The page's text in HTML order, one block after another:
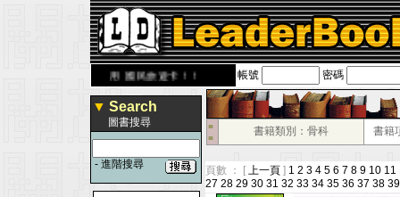
歡迎使用 國民旅遊卡！！ 帳號 密碼
▼ Search
圖書搜尋
- 進階搜尋
■
■
書籍類別：骨科 書籍
頁數 ： [ 上一頁 ] 1 2 3 4 5 6 7 8 9 10 11
27 28 29 30 31 32 33 34 35 36 37 38 39